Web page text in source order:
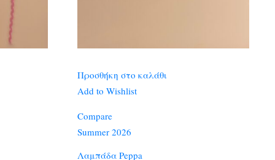
Προσθήκη στο καλάθι
Add to Wishlist
Compare
Summer 2026
Λαμπάδα Peppa